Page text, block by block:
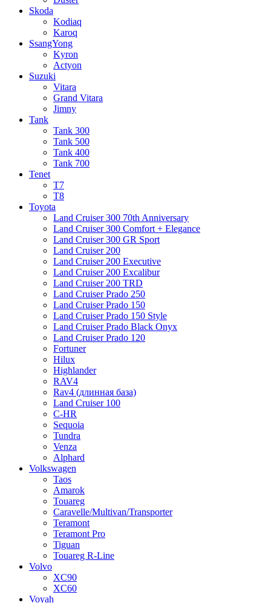
Skoda
Kodiaq
Karoq
SsangYong
Kyron
Actyon
Suzuki
Vitara
Grand Vitara
Jimny
Tank
Tank 300
Tank 500
Tank 400
Tank 700
Tenet
T7
T8
Toyota
Land Cruiser 300 70th Anniversary
Land Cruiser 300 Comfort + Elegance
Land Cruiser 300 GR Sport
Land Cruiser 200
Land Cruiser 200 Executive
Land Cruiser 200 Excalibur
Land Cruiser 200 TRD
Land Cruiser Prado 250
Land Cruiser Prado 150
Land Cruiser Prado 150 Style
Land Cruiser Prado Black Onyx
Land Cruiser Prado 120
Fortuner
Hilux
Highlander
RAV4
Rav4 (длинная база)
Land Cruiser 100
C-HR
Sequoia
Tundra
Venza
Alphard
Volkswagen
Taos
Amarok
Touareg
Caravelle/Multivan/Transporter
Teramont
Teramont Pro
Tiguan
Touareg R-Line
Volvo
XC90
XC60
Voyah